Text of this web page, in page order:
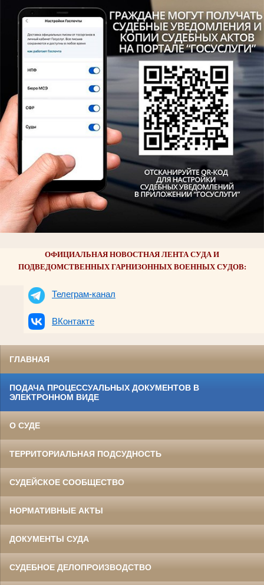
ОФИЦИАЛЬНАЯ НОВОСТНАЯ ЛЕНТА СУДА И
ПОДВЕДОМСТВЕННЫХ ГАРНИЗОННЫХ ВОЕННЫХ СУДОВ:
Телеграм-канал
ВКонтакте
ГЛАВНАЯ
ПОДАЧА ПРОЦЕССУАЛЬНЫХ ДОКУМЕНТОВ В
ЭЛЕКТРОННОМ ВИДЕ
О СУДЕ
ТЕРРИТОРИАЛЬНАЯ ПОДСУДНОСТЬ
СУДЕЙСКОЕ СООБЩЕСТВО
НОРМАТИВНЫЕ АКТЫ
ДОКУМЕНТЫ СУДА
СУДЕБНОЕ ДЕЛОПРОИЗВОДСТВО